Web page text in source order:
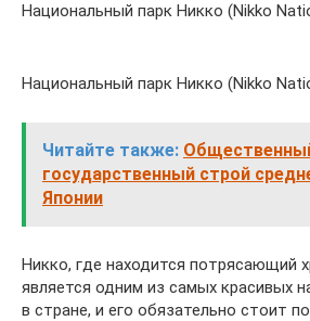
Национальный парк Никко (Nikko
Национальный парк Никко (Nikko
Читайте также:
государственный строй
Японии
Никко, где находится потрясающий
является одним из самых красивых
в стране, и его обязательно стоит